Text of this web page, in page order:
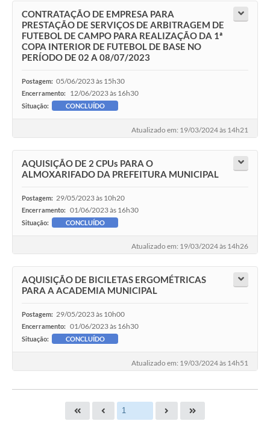
CONTRATAÇÃO DE EMPRESA PARA
PRESTAÇÃO DE SERVIÇOS DE ARBITRAGEM DE
FUTEBOL DE CAMPO PARA REALIZAÇÃO DA 1ª
COPA INTERIOR DE FUTEBOL DE BASE NO
PERÍODO DE 02 A 08/07/2023
Postagem: 05/06/2023 às 15h30
Encerramento: 12/06/2023 às 16h30
Situação: CONCLUÍDO
Atualizado em: 19/03/2024 às 14h21
AQUISIÇÃO DE 2 CPUs PARA O
ALMOXARIFADO DA PREFEITURA MUNICIPAL
Postagem: 29/05/2023 às 10h20
Encerramento: 01/06/2023 às 16h30
Situação: CONCLUÍDO
Atualizado em: 19/03/2024 às 14h26
AQUISIÇÃO DE BICILETAS ERGOMÉTRICAS
PARA A ACADEMIA MUNICIPAL
Postagem: 29/05/2023 às 10h00
Encerramento: 01/06/2023 às 16h30
Situação: CONCLUÍDO
Atualizado em: 19/03/2024 às 14h51